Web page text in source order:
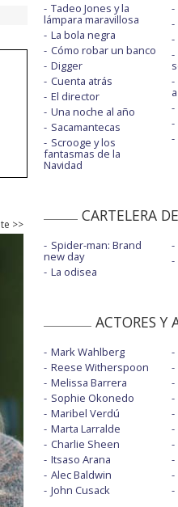
>>
Tadeo Jones y la
lámpara maravillosa
La bola negra
Cómo robar un banco
Digger
Cuenta atrás
El director
Una noche al año
Sacamantecas
Scrooge y los
fantasmas de la
Navidad
CARTELERA
Spider-man: Brand
new day
La odisea
ACTORES Y
Mark Wahlberg
Reese Witherspoon
Melissa Barrera
Sophie Okonedo
Maribel Verdú
Marta Larralde
Charlie Sheen
Itsaso Arana
Alec Baldwin
John Cusack